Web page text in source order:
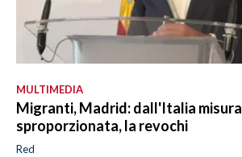
MULTIMEDIA
Migranti, Madrid: dall'Italia misura
sproporzionata, la revochi
Red